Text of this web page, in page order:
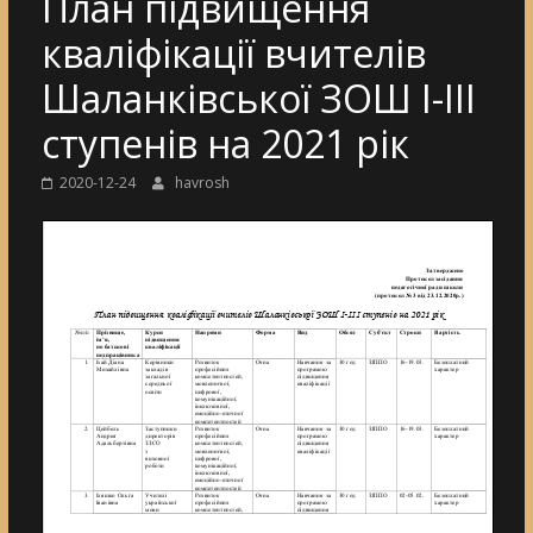
кваліфікації вчителів
Шаланківської ЗОШ І-ІІІ
ступенів на 2021 рік
2020-12-24 havrosh